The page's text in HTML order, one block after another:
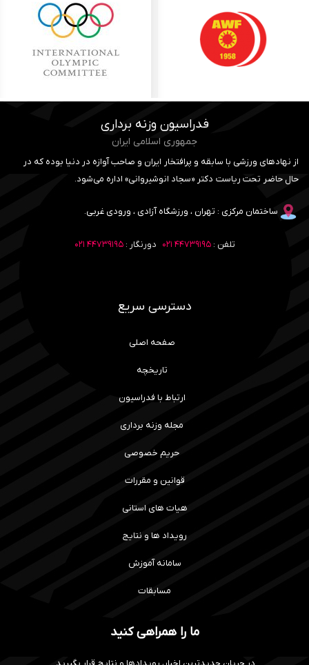
فدراسیون وزنه برداری
جمهوری اسلامی ایران
از نهادهای ورزشی با سابقه و پرافتخار ایران و صاحب آوازه در دنیا بوده که در
حال حاضر تحت ریاست دکتر «سجاد انوشیروانی» اداره می‌شود.
ساختمان مرکزی : تهران ، ورزشگاه آزادی ، ورودی غربی.
تلفن :۴۴۷۳۹۱۹۵ ۰۲۱ دورنگار :۴۴۷۳۹۱۹۵ ۰۲۱
دسترسی سریع
صفحه اصلی
تاریخچه
ارتباط با فدراسیون
مجله وزنه برداری
حریم خصوصی
قوانین و مقررات
هیات های استانی
رویداد ها و نتایج
سامانه آموزش
مسابقات
ما را همراهی کنید